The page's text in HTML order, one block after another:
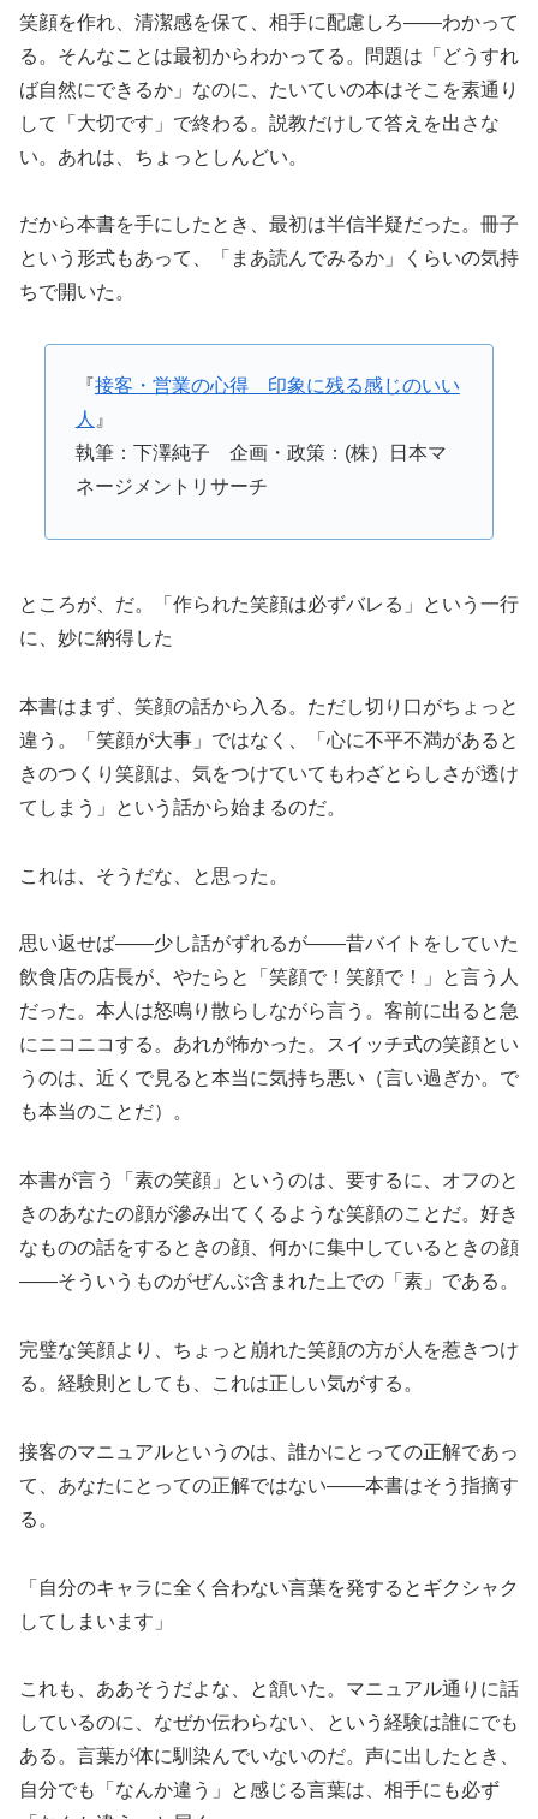
笑顔を作れ、清潔感を保て、相手に配慮しろ——わかって
る。そんなことは最初からわかってる。問題は「どうすれ
ば自然にできるか」なのに、たいていの本はそこを素通り
して「大切です」で終わる。説教だけして答えを出さな
い。あれは、ちょっとしんどい。
だから本書を手にしたとき、最初は半信半疑だった。冊子
という形式もあって、「まあ読んでみるか」くらいの気持
ちで開いた。
『接客・営業の心得 印象に残る感じのいい
人 』
執筆：下澤純子 企画・政策：(株）日本マ
ネージメントリサーチ
ところが、だ。「作られた笑顔は必ずバレる」という一行
に、妙に納得した
本書はまず、笑顔の話から入る。ただし切り口がちょっと
違う。「笑顔が大事」ではなく、「心に不平不満があると
きのつくり笑顔は、気をつけていてもわざとらしさが透け
てしまう」という話から始まるのだ。
これは、そうだな、と思った。
思い返せば——少し話がずれるが——昔バイトをしていた
飲食店の店長が、やたらと「笑顔で！笑顔で！」と言う人
だった。本人は怒鳴り散らしながら言う。客前に出ると急
にニコニコする。あれが怖かった。スイッチ式の笑顔とい
うのは、近くで見ると本当に気持ち悪い（言い過ぎか。で
も本当のことだ）。
本書が言う「素の笑顔」というのは、要するに、オフのと
きのあなたの顔が滲み出てくるような笑顔のことだ。好き
なものの話をするときの顔、何かに集中しているときの顔
——そういうものがぜんぶ含まれた上での「素」である。
完璧な笑顔より、ちょっと崩れた笑顔の方が人を惹きつけ
る。経験則としても、これは正しい気がする。
接客のマニュアルというのは、誰かにとっての正解であっ
て、あなたにとっての正解ではない——本書はそう指摘す
る。
「自分のキャラに全く合わない言葉を発するとギクシャク
してしまいます」
これも、ああそうだよな、と頷いた。マニュアル通りに話
しているのに、なぜか伝わらない、という経験は誰にでも
ある。言葉が体に馴染んでいないのだ。声に出したとき、
自分でも「なんか違う」と感じる言葉は、相手にも必ず